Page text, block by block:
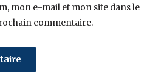
mon e-mail et mon site dans le
commentaire.